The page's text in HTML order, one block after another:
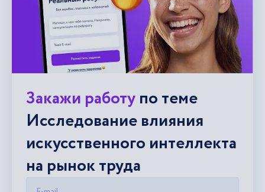
Закажи работупо теме
Исследование влияния
искусственного интеллекта
на рынок труда